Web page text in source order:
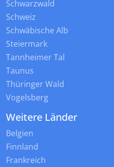
Schwarzwald
Schweiz
Schwäbische Alb
Steiermark
Tannheimer Tal
Taunus
Thüringer Wald
Vogelsberg
Weitere Länder
Belgien
Finnland
Frankreich